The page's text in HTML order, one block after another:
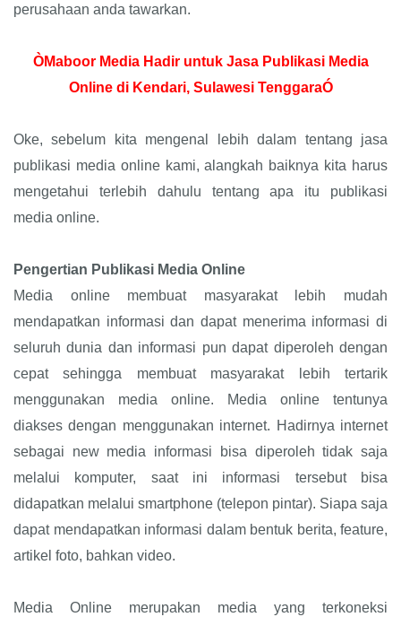
perusahaan anda tawarkan.
ÒMaboor Media Hadir untuk Jasa Publikasi Media
Online di Kendari, Sulawesi TenggaraÓ
Oke, sebelum kita mengenal lebih dalam tentang jasa
publikasi media online kami, alangkah baiknya kita harus
mengetahui terlebih dahulu tentang apa itu publikasi
media online.
Pengertian Publikasi Media Online
Media online membuat masyarakat lebih mudah
mendapatkan informasi dan dapat menerima informasi di
seluruh dunia dan informasi pun dapat diperoleh dengan
cepat sehingga membuat masyarakat lebih tertarik
menggunakan media online. Media online tentunya
diakses dengan menggunakan internet. Hadirnya internet
sebagai new media informasi bisa diperoleh tidak saja
melalui komputer, saat ini informasi tersebut bisa
didapatkan melalui smartphone (telepon pintar). Siapa saja
dapat mendapatkan informasi dalam bentuk berita, feature,
artikel foto, bahkan video.
Media Online merupakan media yang terkoneksi